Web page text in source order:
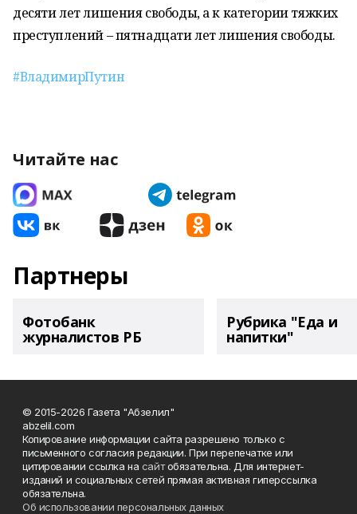
десяти лет лишения свободы, а к категории тяжких
преступлений – пятнадцати лет лишения свободы.
#ВладимирПутин
Читайте нас
Партнеры
Фотобанк
журналистов РБ
Рубрика "Еда и
напитки"
© 2015-2026 Газета "Абзелил"
abzelil.com
Копирование информации сайта разрешено только с
письменного согласия редакции. При перепечатке или
цитировании ссылка на сайтобязательна. Для интернет-
изданий и социальных сетей прямая активная гиперссылка
обязательна.
Об использовании персональных данных